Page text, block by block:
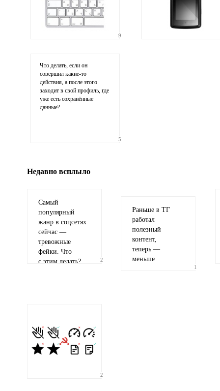
гиф или джипег шириной не более 700 пикселей
9
Что делать, если он
совершилкакие-то
действия, а после этого
заходит в свой профиль, где
уже есть сохранённые
данные?
5
Недавно всплыло
Самый
популярный
жанр в соцсетях
сейчас —
тревожные
фейки. Что
с этим делать?
2
Раньше в ТГ
работал
полезный
контент,
теперь —
меньше
1
2